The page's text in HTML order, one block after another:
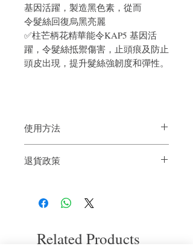
基因活躍，製造黑色素，從而
令髮絲回復烏黑亮麗
✅柱芒柄花精華能令KAP5 基因活
躍，令髮絲抵禦傷害，止頭痕及防止
頭皮出現，提升髮絲強韌度和彈性。
使用方法
強效育髮精華素塗於頭皮及毛囊，然後輕
退貨政策
到我們的產品後的前7天內通過電子郵件
Related Products